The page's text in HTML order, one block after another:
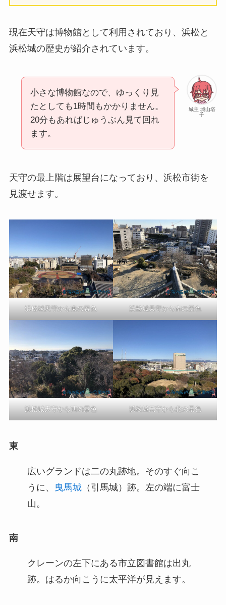
現在天守は博物館として利用されており、浜松と
浜松城の歴史が紹介されています。
城主 城山塔
子
小さな博物館なので、ゆっくり見
たとしても1時間もかかりません。
20分もあればじゅうぶん見て回れ
ます。
天守の最上階は展望台になっており、浜松市街を
見渡せます。
浜松城天守から東の景色 浜松城天守から南の景色
浜松城天守から西の景色 浜松城天守から北の景色
東
広いグランドは二の丸跡地。そのすぐ向こ
うに、
曳馬城（引馬城）跡。左の端に富士
山。
南
クレーンの左下にある市立図書館は出丸
跡。はるか向こうに太平洋が見えます。